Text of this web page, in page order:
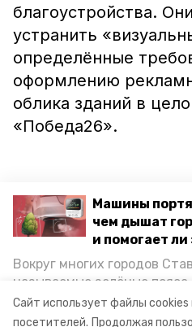
Сайт использует файлы cookies
посетителей. Продолжая
Машины
чем дышат
и помогает
Вокруг многих городов
называемые зелёные пояса
снижающие негативное
газов на атмосферу.
благоустройства.
устранить
определённые
оформлению
облика зданий в
«Победа26».
«Вышеуказанные
акты обязательны
гражданами и
— добавили в